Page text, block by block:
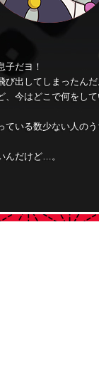
子だヨ！
び出してしまったん
、今はどこで何をし
ている数少ない人の
んだけど…。